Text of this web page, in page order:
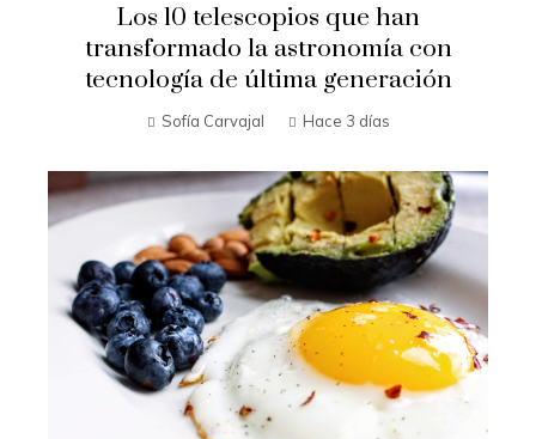
Los 10 telescopios que han
transformado la astronomía con
tecnología de última generación
Sofía Carvajal Hace 3 días